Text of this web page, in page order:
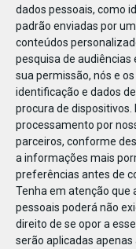
dados pessoais, como
padrão enviadas por
conteúdos
pesquisa de audiências
sua permissão, nós e
identificação e dados
procura de dispositivos.
processamento por
parceiros, conforme
a informações mais
preferências antes de
Tenha em atenção que
pessoais poderá não
direito de se opor a
serão aplicadas